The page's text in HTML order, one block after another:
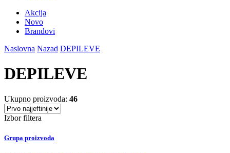
Akcija
Novo
Brandovi
Naslovna Nazad DEPILEVE
DEPILEVE
Ukupno proizvoda: 46
Izbor filtera
Grupa proizvoda